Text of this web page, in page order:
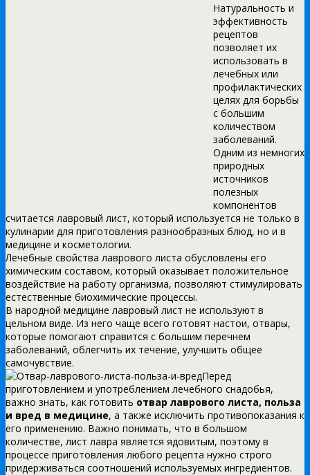
Натуральность и
эффективность
рецептов
позволяет их
использовать в
лечебных или
профилактических
целях для борьбы
с большим
количеством
заболеваний.
Одним из немногих
природных
источников
полезных
компонентов
считается лавровый лист, который используется не только в
кулинарии для приготовления разнообразных блюд, но и в
медицине и косметологии.
Лечебные свойства лаврового листа обусловлены его
химическим составом, который оказывает положительное
воздействие на работу организма, позволяют стимулировать
естественные биохимические процессы.
В народной медицине лавровый лист не используют в
цельном виде. Из него чаще всего готовят настои, отвары,
которые помогают справится с большим перечнем
заболеваний, облегчить их течение, улучшить общее
самочувствие.
Перед
приготовлением и употреблением лечебного снадобья,
важно знать, как готовить отвар лаврового листа, польза
и вред в медицине, а также исключить противопоказания к
его применению. Важно понимать, что в большом
количестве, лист лавра является ядовитым, поэтому в
процессе приготовления любого рецепта нужно строго
придерживаться соотношений используемых ингредиентов.